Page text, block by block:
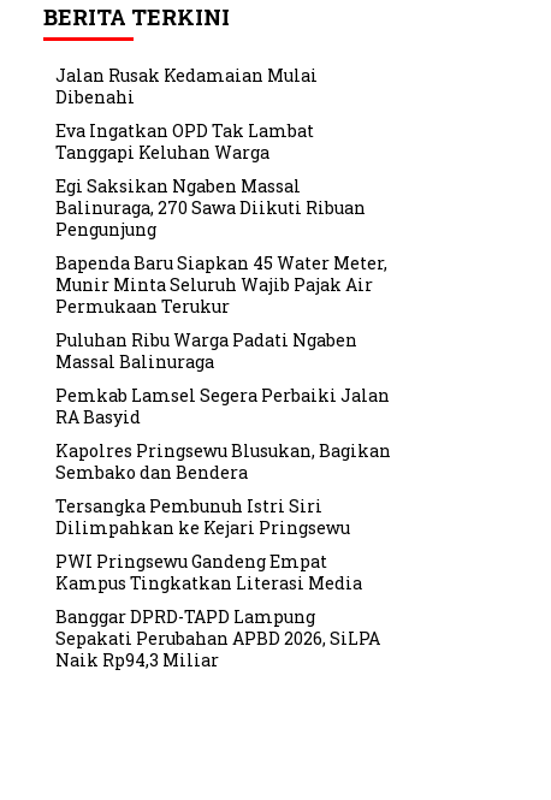
BERITA TERKINI
Jalan Rusak Kedamaian Mulai
Dibenahi
Eva Ingatkan OPD Tak Lambat
Tanggapi Keluhan Warga
Egi Saksikan Ngaben Massal
Balinuraga, 270 Sawa Diikuti Ribuan
Pengunjung
Bapenda Baru Siapkan 45 Water Meter,
Munir Minta Seluruh Wajib Pajak Air
Permukaan Terukur
Puluhan Ribu Warga Padati Ngaben
Massal Balinuraga
Pemkab Lamsel Segera Perbaiki Jalan
RA Basyid
Kapolres Pringsewu Blusukan, Bagikan
Sembako dan Bendera
Tersangka Pembunuh Istri Siri
Dilimpahkan ke Kejari Pringsewu
PWI Pringsewu Gandeng Empat
Kampus Tingkatkan Literasi Media
Banggar DPRD-TAPD Lampung
Sepakati Perubahan APBD 2026, SiLPA
Naik Rp94,3 Miliar